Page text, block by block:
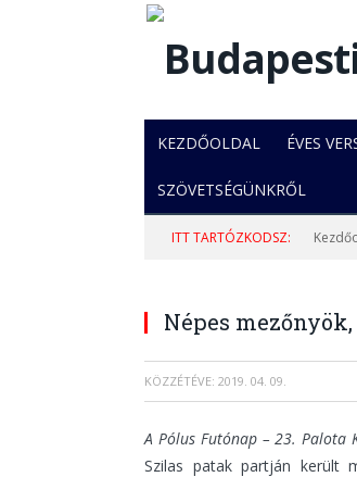
KEZDŐOLDAL ÉVES
SZÖVETSÉGÜNKRŐL
ITT TARTÓZKODSZ:
Népes
KÖZZÉTÉVE: 2019. 04. 09.
A Pólus Futónap – 23. Palota
Szilas patak partján került